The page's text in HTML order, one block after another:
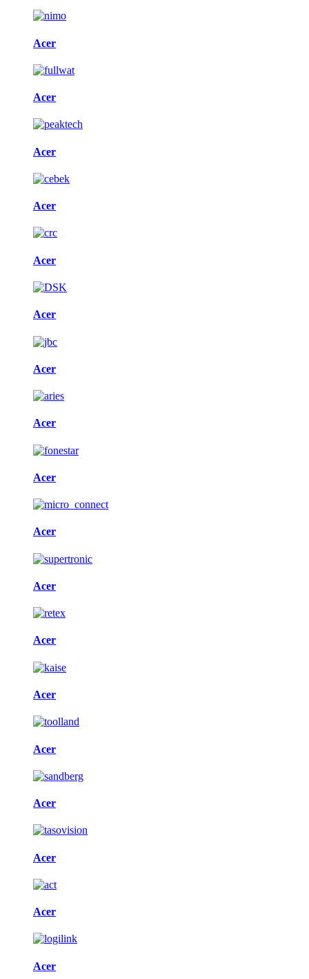
Acer
Acer
Acer
Acer
Acer
Acer
Acer
Acer
Acer
Acer
Acer
Acer
Acer
Acer
Acer
Acer
Acer
Acer